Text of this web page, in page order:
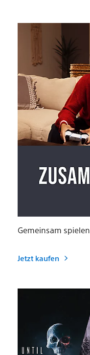
Gemeinsam spielen
Jetzt kaufen